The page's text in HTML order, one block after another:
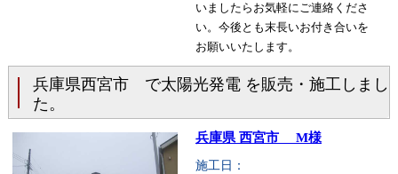
いましたらお気軽にご連絡くださ
い。今後とも末長いお付き合いを
お願いいたします。
兵庫県西宮市 で太陽光発電 を販売・施工しまし
た。
兵庫県 西宮市 M様
施工日：